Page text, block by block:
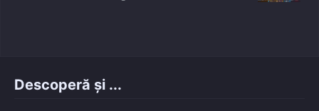
Descoperă și ...